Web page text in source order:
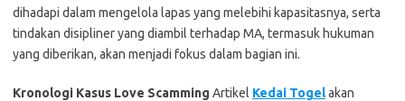
dihadapi dalam mengelola lapas yang melebihi kapasitasnya, serta
tindakan disipliner yang diambil terhadap MA, termasuk hukuman
yang diberikan, akan menjadi fokus dalam bagian ini.
Kronologi Kasus Love Scamming Artikel Kedai Togelakan